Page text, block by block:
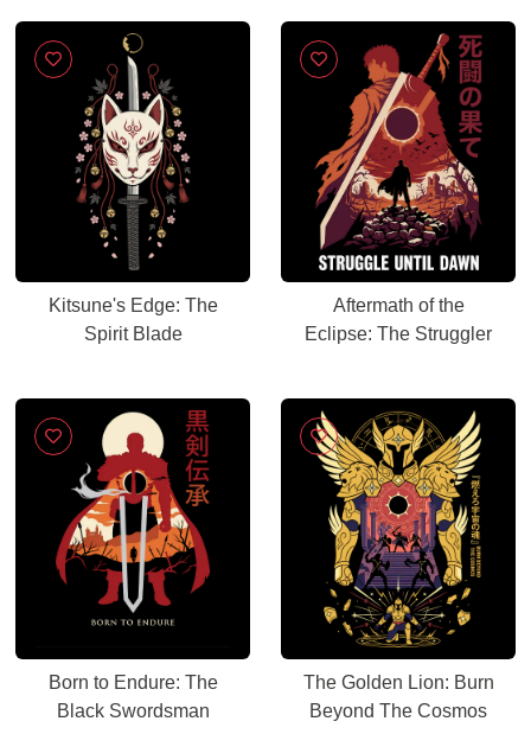
Kitsune's Edge: The
Spirit Blade
Aftermath of the
Eclipse: The Struggler
Born to Endure: The
Black Swordsman
The Golden Lion: Burn
Beyond The Cosmos